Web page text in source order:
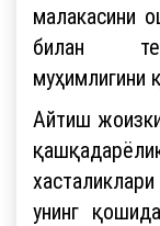
малакасини
билан
муҳимлигини
Айтиш
унинг